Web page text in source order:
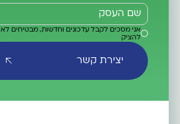
אני מסכים לקבל עדכונים וחדשות, מבטיחים לא
להציק
יצירת קשר